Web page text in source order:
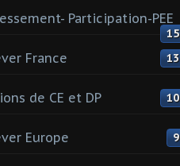
Participation-PEE
15
France 13
de CE et DP 10
Europe 9